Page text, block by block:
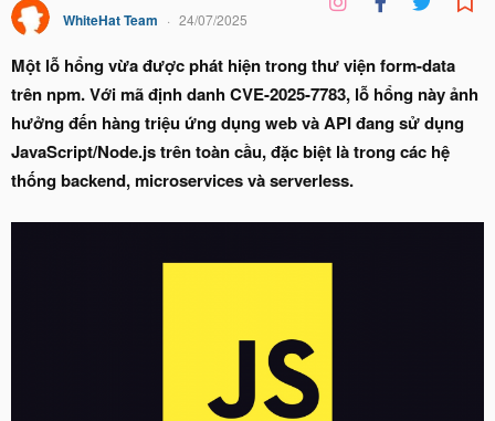
WhiteHat Team 24/07/2025
Một lỗ hổng vừa được phát hiện trong thư viện form-data
trên npm. Với mã định danh CVE-2025-7783, lỗ hổng này ảnh
hưởng đến hàng triệu ứng dụng web và API đang sử dụng
JavaScript/Node.js trên toàn cầu, đặc biệt là trong các hệ
thống backend, microservices và serverless.